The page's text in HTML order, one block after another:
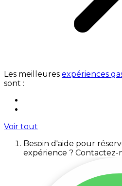
Les meilleures expériences
sont :
Voir tout
Besoin d'aide pour
expérience ? Contactez-